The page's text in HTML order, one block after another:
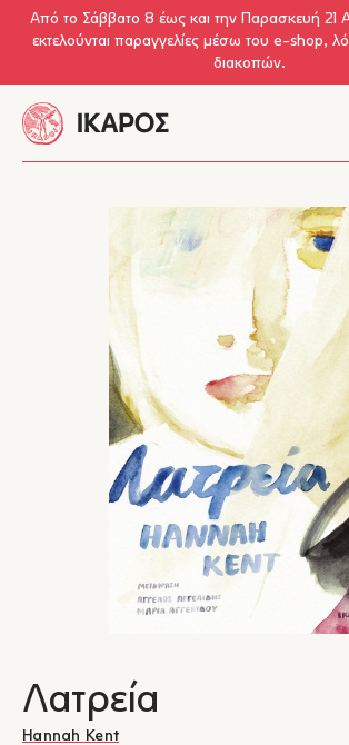
Skip to main content
Από το Σάββατο 8 έως και την Παρασκευή 21
εκτελούνται παραγγελίες μέσω του e-shop,
διακοπών.
Λατρεία
Hannah Kent